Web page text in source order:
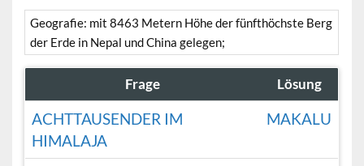
Geografie: mit 8463 Metern Höhe der fünfthöchste Berg
der Erde in Nepal und China gelegen;
Frage Lösung
ACHTTAUSENDER IM
HIMALAJA
MAKALU